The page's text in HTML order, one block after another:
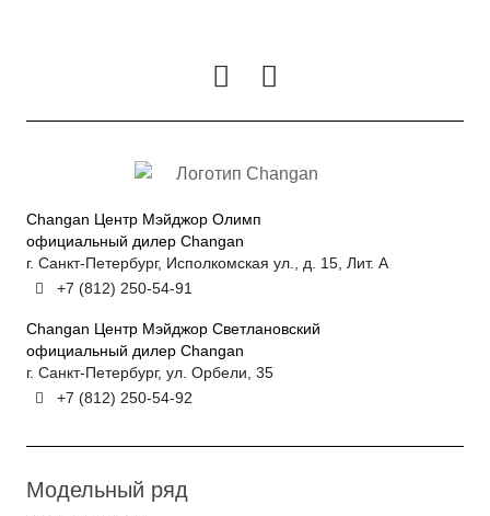
Changan Центр Мэйджор Олимп
официальный дилер Changan
г. Санкт-Петербург, Исполкомская ул., д. 15, Лит. А
+7 (812) 250-54-91
Changan Центр Мэйджор Светлановский
официальный дилер Changan
г. Санкт-Петербург, ул. Орбели, 35
+7 (812) 250-54-92
Модельный ряд